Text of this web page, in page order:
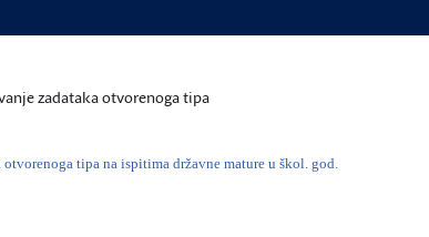
zadataka otvorenoga tipa
tipa na ispitima državne mature u škol. god.